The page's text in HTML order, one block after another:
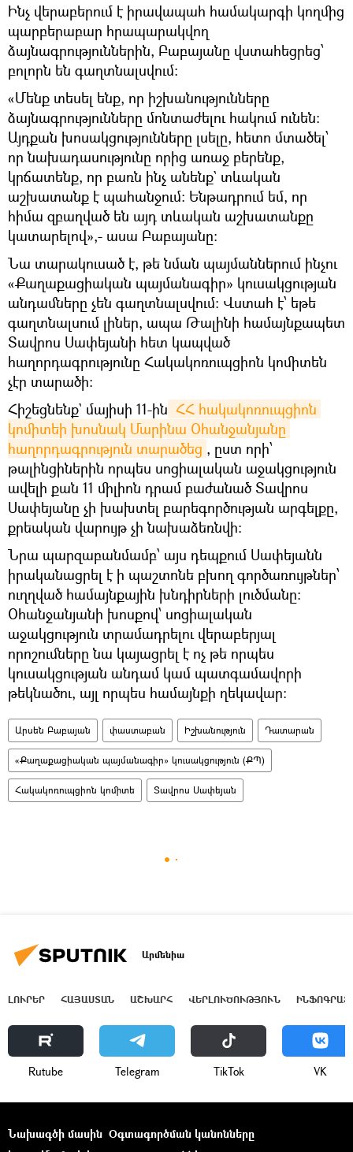
Ինչ վերաբերում է իրավապահ համակարգի կողմից
պարբերաբար հրապարակվող
ձայնագրություններին, Բաբայանը վստահեցրեց՝
բոլորն են գաղտնալսվում։
«Մենք տեսել ենք, որ իշխանությունները
ձայնագրությունները մոնտաժելու հակում ունեն։
Այդքան խոսակցությունները լսելը, հետո մտածել՝
որ նախադասությունը որից առաջ բերենք,
կրճատենք, որ բառն ինչ անենք` տևական
աշխատանք է պահանջում։ Ենթադրում եմ, որ
հիմա զբաղված են այդ տևական աշխատանքը
կատարելով»,- ասա Բաբայանը։
Նա տարակուսած է, թե նման պայմաններում ինչու
«Քաղաքացիական պայմանագիր» կուսակցության
անդամները չեն գաղտնալսվում։ Վստահ է՝ եթե
գաղտնալսում լիներ, ապա Թալինի համայնքապետ
Տավրոս Սափեյանի հետ կապված
հաղորդագրությունը Հակակոռուպցիոն կոմիտեն
չէր տարածի։
Հիշեցնենք` մայիսի 11-ին ՀՀ հակակոռուպցիոն
կոմիտեի խոսնակ Մարինա Օհանջանյանը
հաղորդագրություն տարածեց , ըստ որի՝
թալինցիներին որպես սոցիալական աջակցություն
ավելի քան 11 միլիոն դրամ բաժանած Տավրոս
Սափեյանը չի խախտել բարեգործության արգելքը,
քրեական վարույթ չի նախաձեռնվի։
Նրա պարզաբանմամբ՝ այս դեպքում Սափեյանն
իրականացրել է ի պաշտոնե բխող գործառույթներ՝
ուղղված համայնքային խնդիրների լուծմանը:
Օհանջանյանի խոսքով՝ սոցիալական
աջակցություն տրամադրելու վերաբերյալ
որոշումները նա կայացրել է ոչ թե որպես
կուսակցության անդամ կամ պատգամավորի
թեկնածու, այլ որպես համայնքի ղեկավար:
Արսեն Բաբայան փաստաբան Իշխանություն Դատարան
«Քաղաքացիական պայմանագիր» կուսակցություն (ՔՊ)
Հակակոռուպցիոն կոմիտե Տավրոս Սափեյան
Արմենիա
ԼՈՒՐԵՐ ՀԱՅԱՍՏԱՆ ԱՇԽԱՐՀ ՎԵՐԼՈՒԾՈՒԹՅՈՒՆ
Rutube Telegram ТikТоk VK
Նախագծի մասին Օգտագործման կանոնները